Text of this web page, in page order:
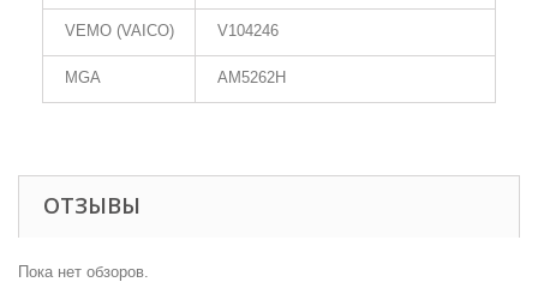
VEMO (VAICO) V104246
MGA AM5262H
ОТЗЫВЫ
Пока нет обзоров.